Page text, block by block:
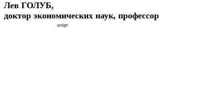
Лев ГОЛУБ,
доктор экономических наук, профессор
script